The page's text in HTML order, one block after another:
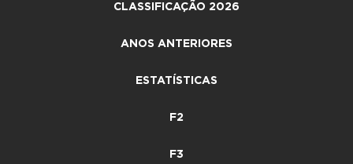
CLASSIFICAÇÃO 2026
ANOS ANTERIORES
ESTATÍSTICAS
F2
F3